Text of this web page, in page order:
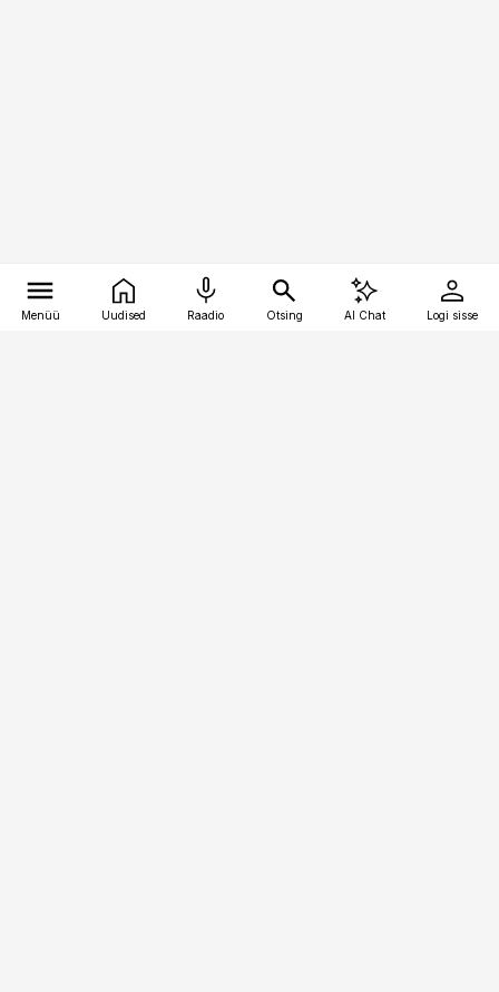
Menüü Uudised Raadio Otsing AI Chat Logi sisse